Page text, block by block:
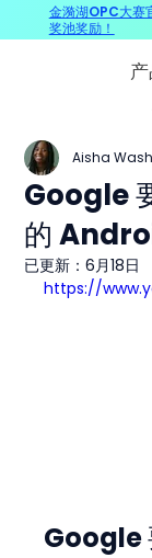
Google
的
Aisha
已更新：6月18日
https://
Google
金漪湖OPC大赛
奖池奖励！